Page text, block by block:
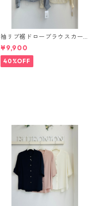
袖リブ裾ドローブラウスカー
ディガン 616947 passione 0
01-2601
¥9,900
40%OFF